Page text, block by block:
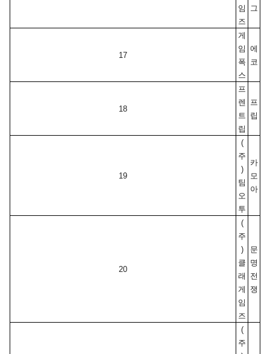
임
즈
그
17
게
임
폭
스
에
코
18
프
렌
트
립
프
립
19
(
주
)
팀
오
투
카
모
아
20
(
주
)
클
래
게
임
즈
문
명
전
쟁
(
주